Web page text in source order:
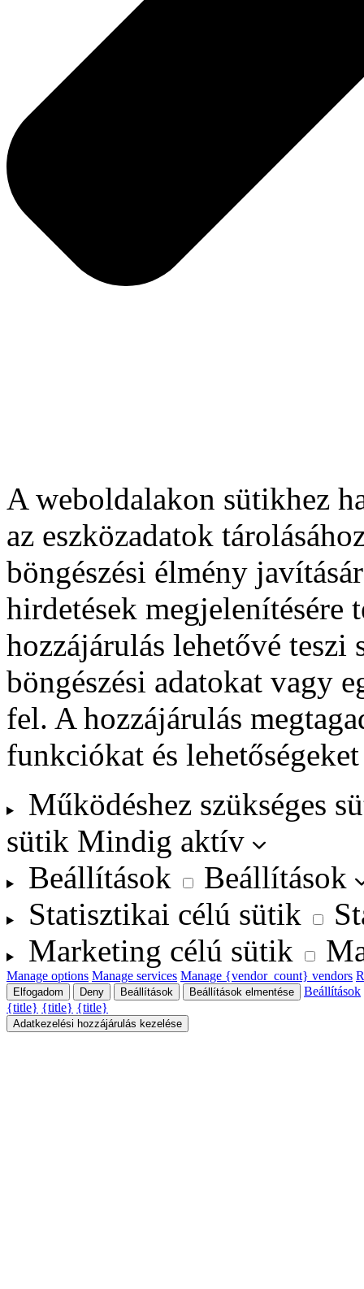
A weboldalakon sütikhez
az eszközadatok
böngészési élmény
hirdetések megjelenítésére
hozzájárulás lehetővé
böngészési adatokat vagy
fel. A hozzájárulás
funkciókat és
Működéshez szükséges
sütik Mindig aktív
Beállítások
Beállítások
Statisztikai célú sütik
Marketing célú sütik
Manage options Manage services Manage {vendor_count} vendors
Elfogadom Deny Beállítások Beállítások elmentése
Beállítások
{title} {title} {title}
Adatkezelési hozzájárulás kezelése